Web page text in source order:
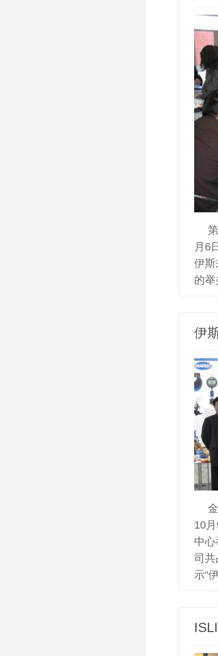
月6
伊
的
伊
10
中
司共
示“